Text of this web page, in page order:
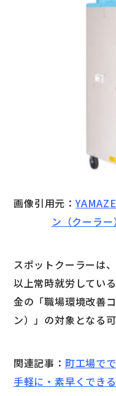
画像引用元：
ン（クーラ
スポットクーラーは
以上常時就労してい
金の「職場環境改善
ン）」の対象となる
関連記事： 町工場で
手軽に・素早くでき